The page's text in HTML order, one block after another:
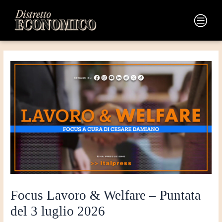
contenuto
Main
Menu
Focus Lavoro & Welfare – Puntata
del 3 luglio 2026
articoli